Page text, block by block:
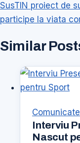
SusTIN proiect de
participe la viata
Similar
Interviu
Nascut